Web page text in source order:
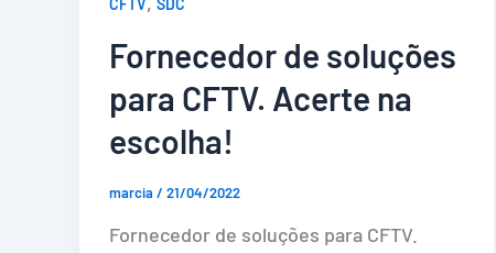
Fornecedor de soluções
para CFTV. Acerte na
escolha!
marcia / 21/04/2022
Fornecedor de soluções para CFTV.